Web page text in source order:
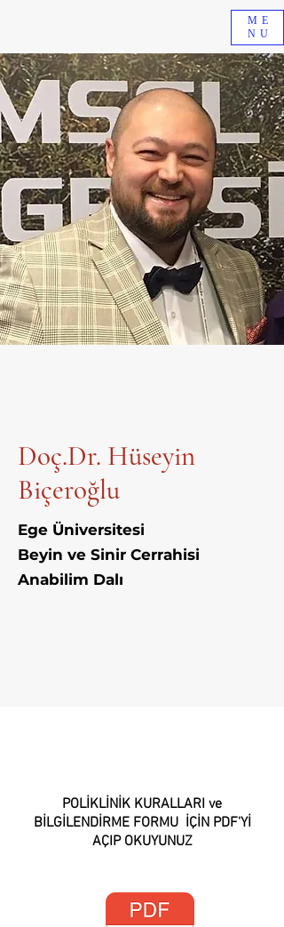
Doç.Dr. Hüseyin
Biçeroğlu
Ege Üniversitesi
Beyin ve Sinir Cerrahisi
Anabilim Dalı
ME
NU
POLİKLİNİK KURALLARI ve
BİLGİLENDİRME FORMU İÇİN PDF'Yİ
AÇIP OKUYUNUZ